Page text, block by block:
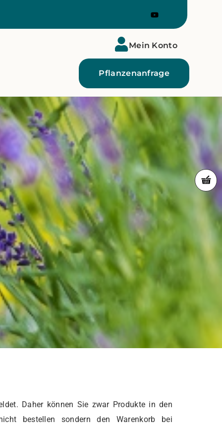
Mein Konto
Pflanzenanfrage
Daher können Sie zwar Produkte in den
bestellen sondern den Warenkorb bei